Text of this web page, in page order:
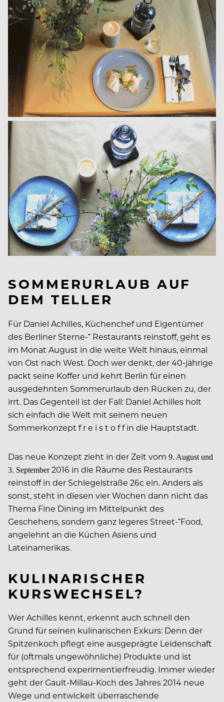
SOMMERURLAUB AUF
DEM TELLER
Für Daniel Achilles, Küchenchef und Eigentümer
des Berliner Sterne-ˇ Restaurants reinstoff, geht es
im Monat August in die weite Welt hinaus, einmal
von Ost nach West. Doch wer denkt, der 40-jährige
packt seine Koffer und kehrt Berlin für einen
ausgedehnten Sommerurlaub den Rücken zu, der
irrt. Das Gegenteil ist der Fall: Daniel Achilles holt
sich einfach die Welt mit seinem neuen
Sommerkonzept f r e i s t o f f in die Hauptstadt.
Das neue Konzept zieht in der Zeit vom 9. August und
3. September2016 in die Räume des Restaurants
reinstoff in der Schlegelstraße 26c ein. Anders als
sonst, steht in diesen vier Wochen dann nicht das
Thema Fine Dining im Mittelpunkt des
Geschehens, sondern ganz legeres Street-ˇFood,
angelehnt an die Küchen Asiens und
Lateinamerikas.
KULINARISCHER
KURSWECHSEL?
Wer Achilles kennt, erkennt auch schnell den
Grund für seinen kulinarischen Exkurs: Denn der
Spitzenkoch pflegt eine ausgeprägte Leidenschaft
für (oftmals ungewöhnliche) Produkte und ist
entsprechend experimentierfreudig. Immer wieder
geht der Gault-Millau-Koch des Jahres 2014 neue
Wege und entwickelt überraschende